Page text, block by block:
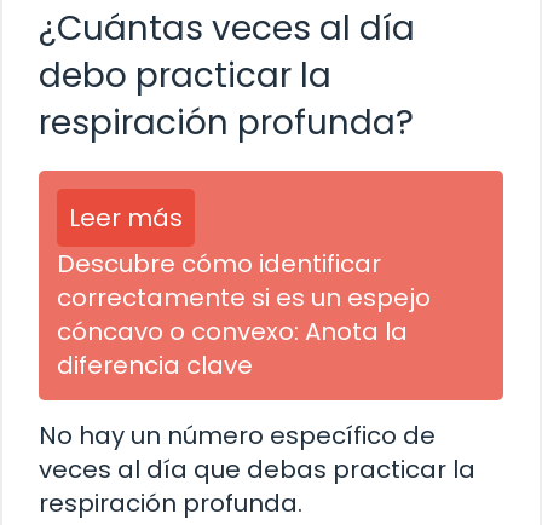
¿Cuántas veces al día
debo practicar la
respiración profunda?
Leer más
Descubre cómo identificar
correctamente si es un espejo
cóncavo o convexo: Anota la
diferencia clave
No hay un número específico de
veces al día que debas practicar la
respiración profunda.